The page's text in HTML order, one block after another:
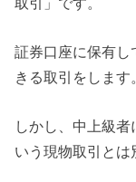
証券口座に保有
きる取引をします
しかし、中上級
いう現物取引とは